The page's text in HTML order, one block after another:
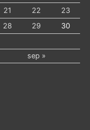
21 22
23
28 29
30
sep »